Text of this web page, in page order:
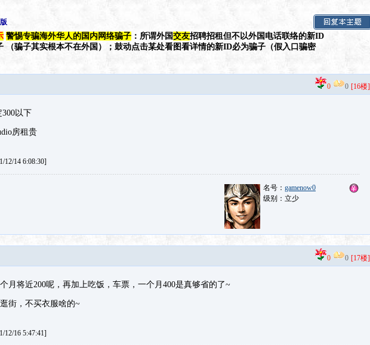
警惕专骗海外华人的国内网络骗子 ：所谓外国交友招聘招租但不以外国电话联络的新ID
（骗子其实根本不在外国）；鼓动点击某处看图看详情的新ID必为骗子（假入口骗密
0 0 [16楼]
以下
房租贵
12/14 6:08:30]
名号： gamenow0
级别：立少
0 0 [17楼]
月将近200呢，再加上吃饭，车票，一个月400是真够省的了~
街，不买衣服啥的~
12/16 5:47:41]